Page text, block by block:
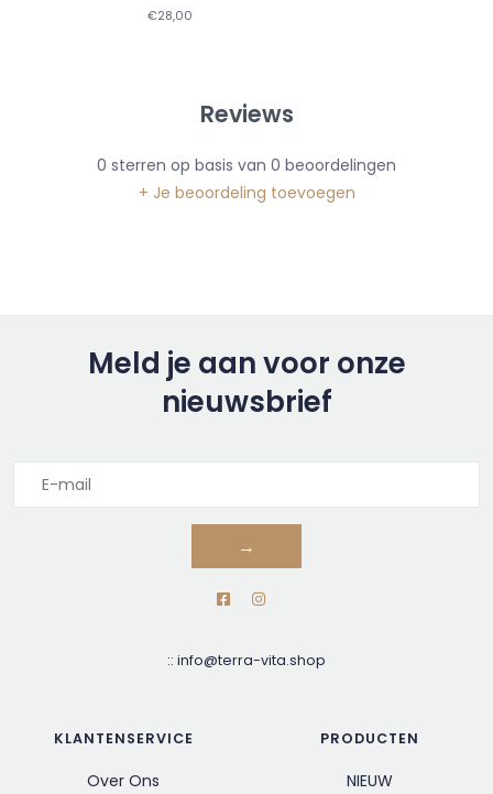
€28,00
Reviews
0 sterren op basis van 0 beoordelingen
+ Je beoordeling toevoegen
Meld je aan voor onze
nieuwsbrief
→
:: info@terra-vita.shop
KLANTENSERVICE
Over Ons
PRODUCTEN
NIEUW